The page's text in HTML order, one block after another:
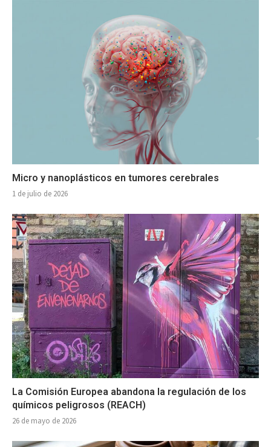
Micro y nanoplásticos en tumores cerebrales
1 de julio de 2026
La Comisión Europea abandona la regulación de los
químicos peligrosos (REACH)
26 de mayo de 2026